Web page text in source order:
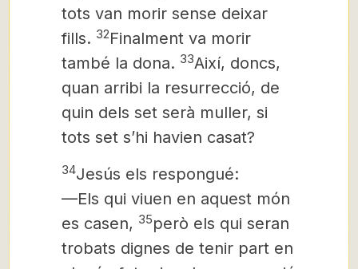
tots van morir sense deixar
fills. 32Finalment va morir
també la dona. 33Així, doncs,
quan arribi la resurrecció, de
quin dels set serà muller, si
tots set s’hi havien casat?
34Jesús els respongué:
—Els qui viuen en aquest món
es casen, 35però els qui seran
trobats dignes de tenir part en